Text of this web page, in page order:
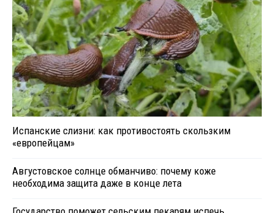
Испанские слизни: как противостоять скользким
«европейцам»
Августовское солнце обманчиво: почему коже
необходима защита даже в конце лета